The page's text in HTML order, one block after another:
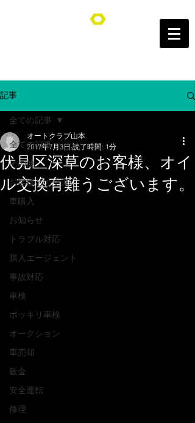
オートクラブ山本/Auto Club YAMAMOTO
記事
全ての記事
その他
お客様との交流
車購入
お知らせ
トラブル対応
購入エージェント
事故対応
車検
ポッキリ車検
オークション
車売却
鈑金
安全運転
修理
全ての記事
伏見区深草のお客様、オイ
ル交換有難うございます。
オートクラブ山本
2017年7月3日 読了時間: 1分